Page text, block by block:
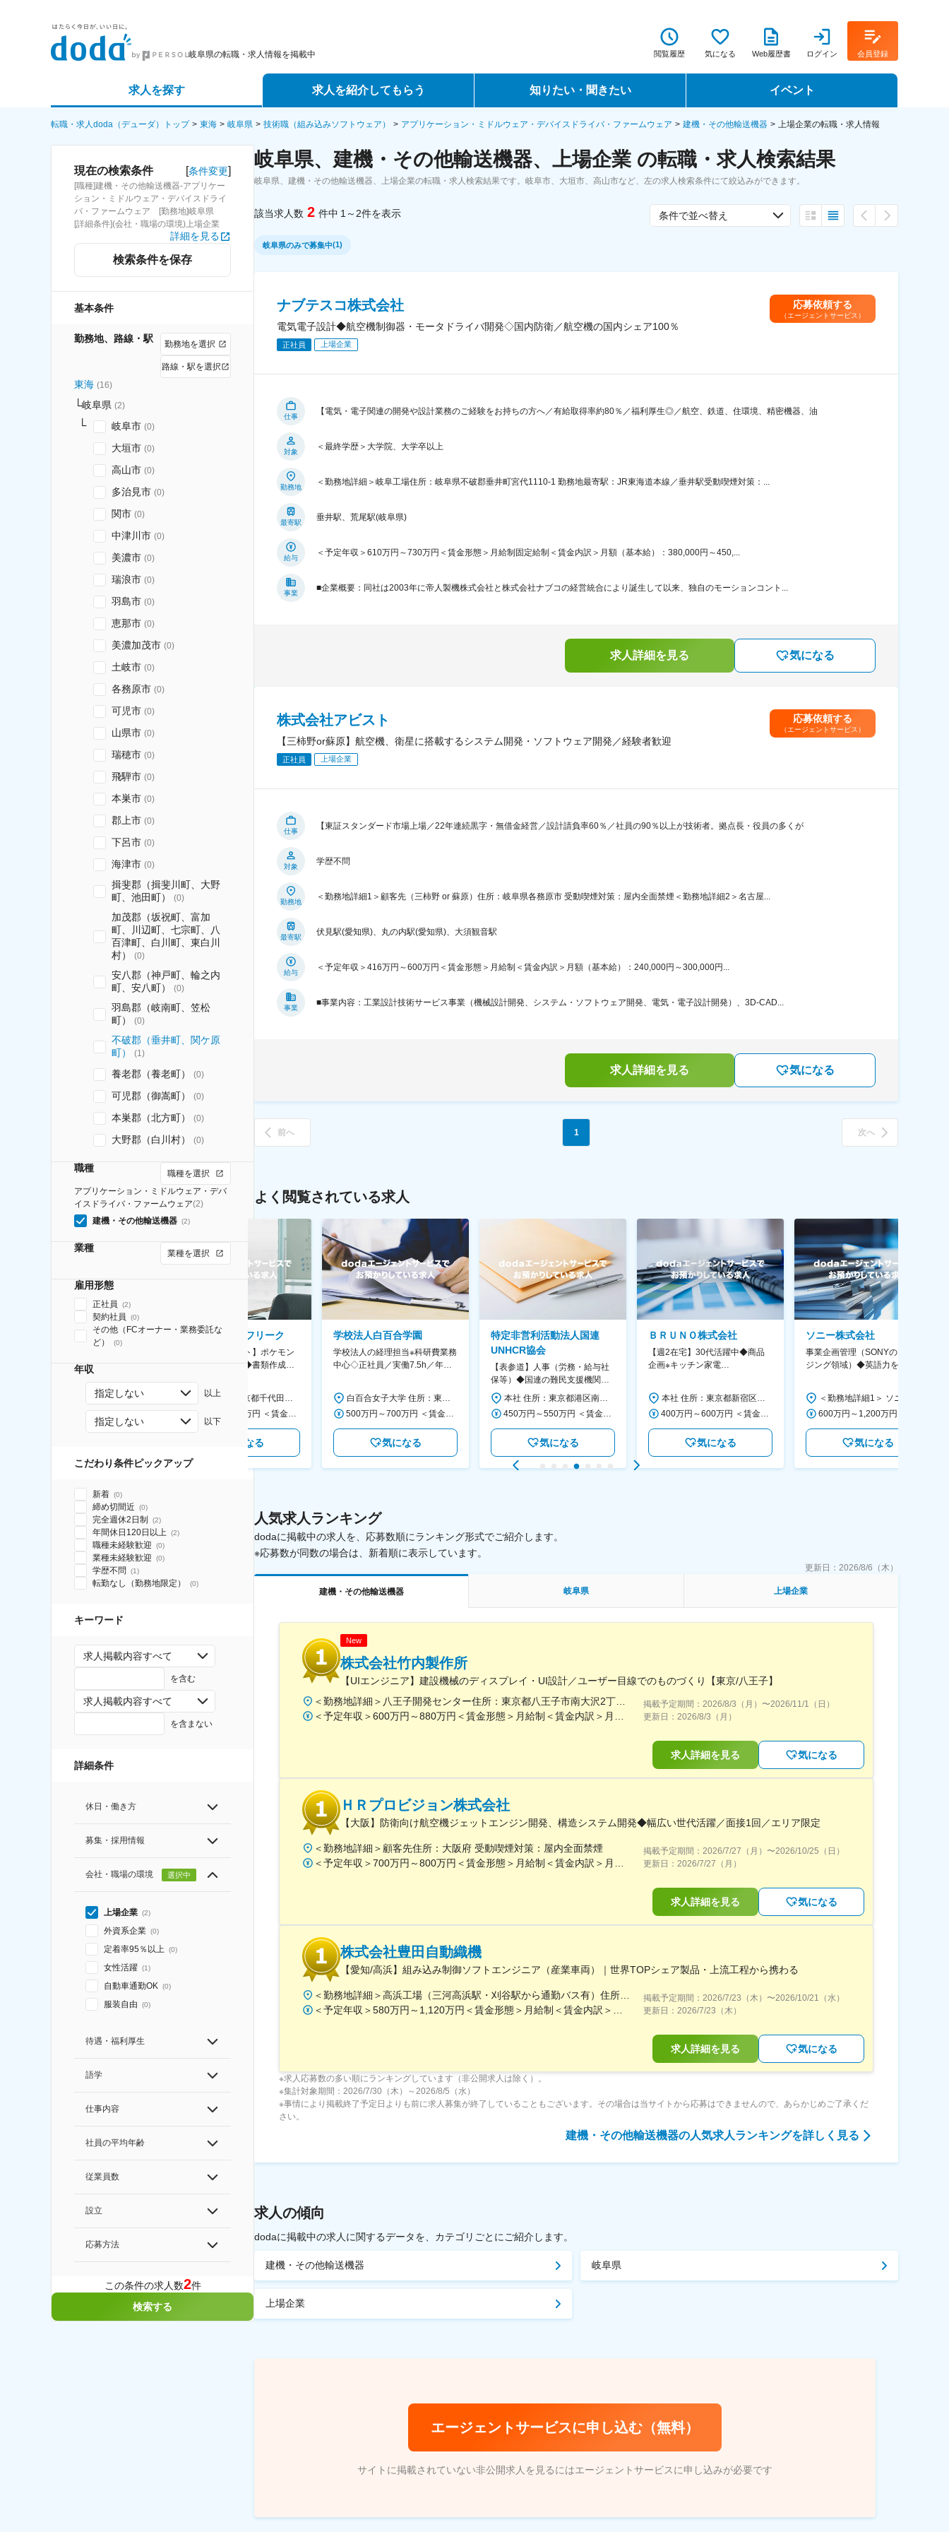
岐阜県の転職・求人情報を掲載中 閲覧履歴 気になる Web履歴書 ログイン 会員登録
求人を探す
詳細条件から探す
求人特集から探す
求人を紹介してもらう
エージェントサービス
スカウトサービス
知りたい・聞きたい
転職ノウハウ
データで見る転職
イベント
転職イベント・転職セミナー
転職フェア
転職・求人doda（デューダ）トップ 東海 岐阜県 技術職（組み込みソフトウェア） アプリケーション・ミドルウェア・デバイスドライバ・ファームウェア 建機・その他輸送機器 上場企業の転職・求人情報
現在の検索条件 [条件変更]
[職種]建機・その他輸送機器-アプリケー
ション・ミドルウェア・デバイスドライ
バ・ファームウェア [勤務地]岐阜県
[詳細条件](会社・職場の環境)上場企業
詳細を見る
検索条件を保存
基本条件
勤務地、路線・駅 勤務地を選択
路線・駅を選択
東海 (16)
岐阜県 (2)
岐阜市 (0)
大垣市 (0)
高山市 (0)
多治見市 (0)
関市 (0)
中津川市 (0)
美濃市 (0)
瑞浪市 (0)
羽島市 (0)
恵那市 (0)
美濃加茂市 (0)
土岐市 (0)
各務原市 (0)
可児市 (0)
山県市 (0)
瑞穂市 (0)
飛騨市 (0)
本巣市 (0)
郡上市 (0)
下呂市 (0)
海津市 (0)
揖斐郡（揖斐川町、大野
町、池田町）
(0)
加茂郡（坂祝町、富加
町、川辺町、七宗町、八
百津町、白川町、東白川
村）
(0)
安八郡（神戸町、輪之内
町、安八町）
(0)
羽島郡（岐南町、笠松
町）
(0)
不破郡（垂井町、関ケ原
町）
(1)
養老郡（養老町） (0)
可児郡（御嵩町） (0)
本巣郡（北方町） (0)
大野郡（白川村） (0)
職種
職種を選択
アプリケーション・ミドルウェア・デバ
イスドライバ・ファームウェア(2)
建機・その他輸送機器 (2)
業種 業種を選択
雇用形態
正社員 (2)
契約社員 (0)
その他（FCオーナー・業務委託な
ど）
(0)
年収
指定しない 以上
指定しない 以下
こだわり条件ピックアップ
新着 (0)
締め切間近 (0)
完全週休2日制 (2)
年間休日120日以上 (2)
職種未経験歓迎 (0)
業種未経験歓迎 (0)
学歴不問 (1)
転勤なし（勤務地限定） (0)
キーワード
求人掲載内容すべて
を含む
求人掲載内容すべて
を含まない
詳細条件
休日・働き方
募集・採用情報
会社・職場の環境 選択中
上場企業 (2)
外資系企業 (0)
定着率95％以上 (0)
女性活躍 (1)
自動車通勤OK (0)
服装自由 (0)
待遇・福利厚生
語学
仕事内容
社員の平均年齢
従業員数
設立
応募方法
この条件の求人数2件
検索する
岐阜県、建機・その他輸送機器、上場企業 の転職・求人検索結果
岐阜県、建機・その他輸送機器、上場企業の転職・求人検索結果です。岐阜市、大垣市、高山市など、左の求人検索条件にて絞込みができます。
該当求人数 2 件中 1～2件を表示 条件で並べ替え
岐阜県のみで募集中(1)
ナブテスコ株式会社
電気電子設計◆航空機制御器・モータドライバ開発◇国内防衛／航空機の国内シェア100％
正社員 上場企業
応募依頼する
（エージェントサービス）
仕事
【電気・電子関連の開発や設計業務のご経験をお持ちの方へ／有給取得率約80％／福利厚生◎／航空、鉄道、住環境、精密機器、油
対象
＜最終学歴＞大学院、大学卒以上
勤務地
＜勤務地詳細＞岐阜工場住所：岐阜県不破郡垂井町宮代1110-1 勤務地最寄駅：JR東海道本線／垂井駅受動喫煙対策：...
最寄駅
垂井駅、荒尾駅(岐阜県)
給与
＜予定年収＞610万円～730万円＜賃金形態＞月給制固定給制＜賃金内訳＞月額（基本給）：380,000円～450,...
事業
■企業概要：同社は2003年に帝人製機株式会社と株式会社ナブコの経営統合により誕生して以来、独自のモーションコント...
求人詳細を見る 気になる
株式会社アビスト
【三柿野or蘇原】航空機、衛星に搭載するシステム開発・ソフトウェア開発／経験者歓迎
正社員 上場企業
応募依頼する
（エージェントサービス）
仕事
【東証スタンダード市場上場／22年連続黒字・無借金経営／設計請負率60％／社員の90％以上が技術者。拠点長・役員の多くが
対象
学歴不問
勤務地
＜勤務地詳細1＞顧客先（三柿野 or 蘇原）住所：岐阜県各務原市 受動喫煙対策：屋内全面禁煙＜勤務地詳細2＞名古屋...
最寄駅
伏見駅(愛知県)、丸の内駅(愛知県)、大須観音駅
給与
＜予定年収＞416万円～600万円＜賃金形態＞月給制＜賃金内訳＞月額（基本給）：240,000円～300,000円...
事業
■事業内容：工業設計技術サービス事業（機械設計開発、システム・ソフトウェア開発、電気・電子設計開発）、3D-CAD...
求人詳細を見る 気になる
前へ 1 次へ
よく閲覧されている求人
務・事務担当～開発部材の発注
やDXに向けたシステム利用等～
AGC横浜テクニカルセンター 住所：神奈川県横浜市鶴見区末広町1-1 勤務地最寄駅：JR線／弁天橋駅 受動喫煙対策：敷地内喫煙可能場所あり 変更の範囲：無
400万円～550万円 ＜賃金形態＞ 月給制 固定給＋業績給 ＜賃金内訳＞ 月額（基本給）：230,000円～280,000円 ＜月給＞ 230,000円～280,000円 ＜昇給有無＞ 有 ＜残業手当＞ 有 ＜給与補足＞ ※上記はあくまで最低保証額です。実際にはこれまでの経験やスキルを考慮の上、決定します。 年収には残業代は含めておりません。 ■昇給：年1回 ■賞与：年2回 賃金はあくまでも目安の金額であり、選考を通じて上下する可能性があります。 月給(月額)は固定手当を含めた表記です。
株式会社ゲームフリーク
【庶務アシスタント】ポケモン
シリーズ開発企業◆書類作成・
食事補助あり◎
気になる
学校法人白百合学園
学校法人の経理担当※科研費業務
中心◇正社員／実働7.5h／年休
気になる
特定非営利活動法人国連
UNHCR協会
【表参道】人事（労務・給与社
保等）◆国連の難民支援機関の
活動を支える日本公式支援窓口
◆正職員登用前提
気になる
ＢＲＵＮＯ株式会社
【週2在宅】30代活躍中◆商品
企画※キッチン家電
気になる
ソニー株式会社
事業企画管理（SONYのイメー
ジング領域）◆英語力を活か
気になる
人気求人ランキング
dodaに掲載中の求人を、応募数順にランキング形式でご紹介します。
※応募数が同数の場合は、新着順に表示しています。
更新日： 2026/8/6（木）
建機・その他輸送機器 岐阜県 上場企業
New
株式会社竹内製作所
【UIエンジニア】建設機械のディスプレイ・UI設計／ユーザー目線でのものづくり【東京/八王子】
掲載予定期間： 2026/8/3（月） 〜2026/11/1（日）
更新日： 2026/8/3（月）
求人詳細を見る 気になる
ＨＲプロビジョン株式会社
【大阪】防衛向け航空機ジェットエンジン開発、構造システム開発◆幅広い世代活躍／面接1回／エリア限定
＜勤務地詳細＞顧客先住所：大阪府 受動喫煙対策：屋内全面禁煙
掲載予定期間： 2026/7/27（月） 〜2026/10/25（日）
更新日： 2026/7/27（月）
求人詳細を見る 気になる
株式会社豊田自動織機
【愛知/高浜】組み込み制御ソフトエンジニア（産業車両）｜世界TOPシェア製品・上流工程から携わる
掲載予定期間： 2026/7/23（木） 〜2026/10/21（水）
更新日： 2026/7/23（木）
求人詳細を見る 気になる
※求人応募数の多い順にランキングしています（非公開求人は除く）。
※集計対象期間：2026/7/30（木）～2026/8/5（水）
※事情により掲載終了予定日よりも前に求人募集が終了していることもございます。その場合は当サイトから応募はできませんので、あらかじめご了承くだ
さい。
建機・その他輸送機器の人気求人ランキングを詳しく見る
求人の傾向
dodaに掲載中の求人に関するデータを、カテゴリごとにご紹介します。
建機・その他輸送機器 岐阜県
上場企業
エージェントサービスに申し込む（無料）
サイトに掲載されていない非公開求人を見るにはエージェントサービスに申し込みが必要です